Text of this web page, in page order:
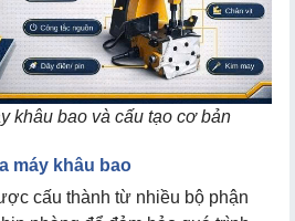
- Trung Quốc
- Đài Loan
- Nhật Bản
khâu bao và cấu tạo cơ bản
máy khâu bao
cấu thành từ nhiều bộ phận